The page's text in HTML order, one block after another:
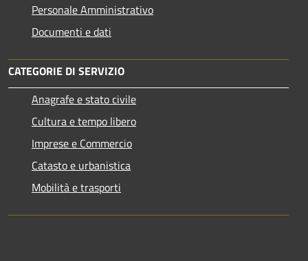
Personale Amministrativo
Documenti e dati
CATEGORIE DI SERVIZIO
Anagrafe e stato civile
Cultura e tempo libero
Imprese e Commercio
Catasto e urbanistica
Mobilità e trasporti